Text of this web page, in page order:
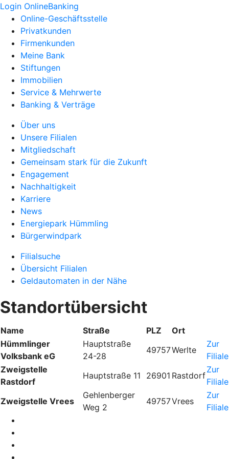
Login OnlineBanking
Online-Geschäftsstelle
Privatkunden
Firmenkunden
Meine Bank
Stiftungen
Immobilien
Service & Mehrwerte
Banking & Verträge
Über uns
Unsere Filialen
Mitgliedschaft
Gemeinsam stark für die Zukunft
Engagement
Nachhaltigkeit
Karriere
News
Energiepark Hümmling
Bürgerwindpark
Filialsuche
Übersicht Filialen
Geldautomaten in der Nähe
Standortübersicht
Name Straße PLZ
Ort
Hümmlinger
Volksbank eG
Hauptstraße
24-28
49757Werlte
Zur
Filiale
Zweigstelle
Rastdorf
Hauptstraße 11 26901 Rastdorf
Zur
Filiale
Zweigstelle Vrees
Gehlenberger
Weg 2
49757Vrees
Zur
Filiale